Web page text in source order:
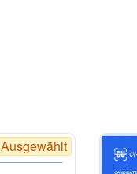
Ausgewählt